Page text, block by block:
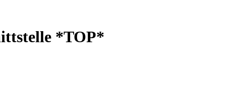
*TOP*